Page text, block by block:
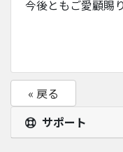
今後ともご愛顧賜
« 戻る
サポート